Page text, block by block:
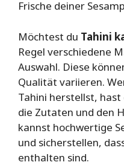
Frische deiner
Möchtest du Tahini
Regel verschiedene
Auswahl. Diese
Qualität variieren.
Tahini herstellst,
die Zutaten und den
kannst hochwertige
und sicherstellen,
enthalten sind.